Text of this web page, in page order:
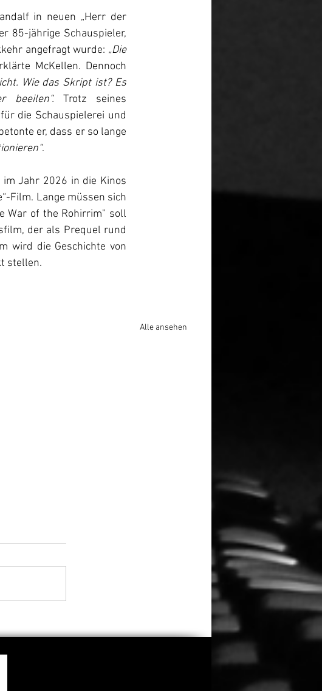
in neuen „Herr der
85-jährige Schauspieler,
angefragt wurde: „Die
McKellen. Dennoch
Wie das Skript ist? Es
beeilen“. Trotz seines
die Schauspielerei und
er, dass er so lange
.
im Jahr 2026 in die Kinos
Film. Lange müssen sich
War of the Rohirrim" soll
der als Prequel rund
wird die Geschichte von
stellen.
Alle ansehen
Einreichungen: Oscar-